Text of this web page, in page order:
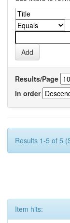
Results/Page
In order
Results 1-5 of 5
Item hits: